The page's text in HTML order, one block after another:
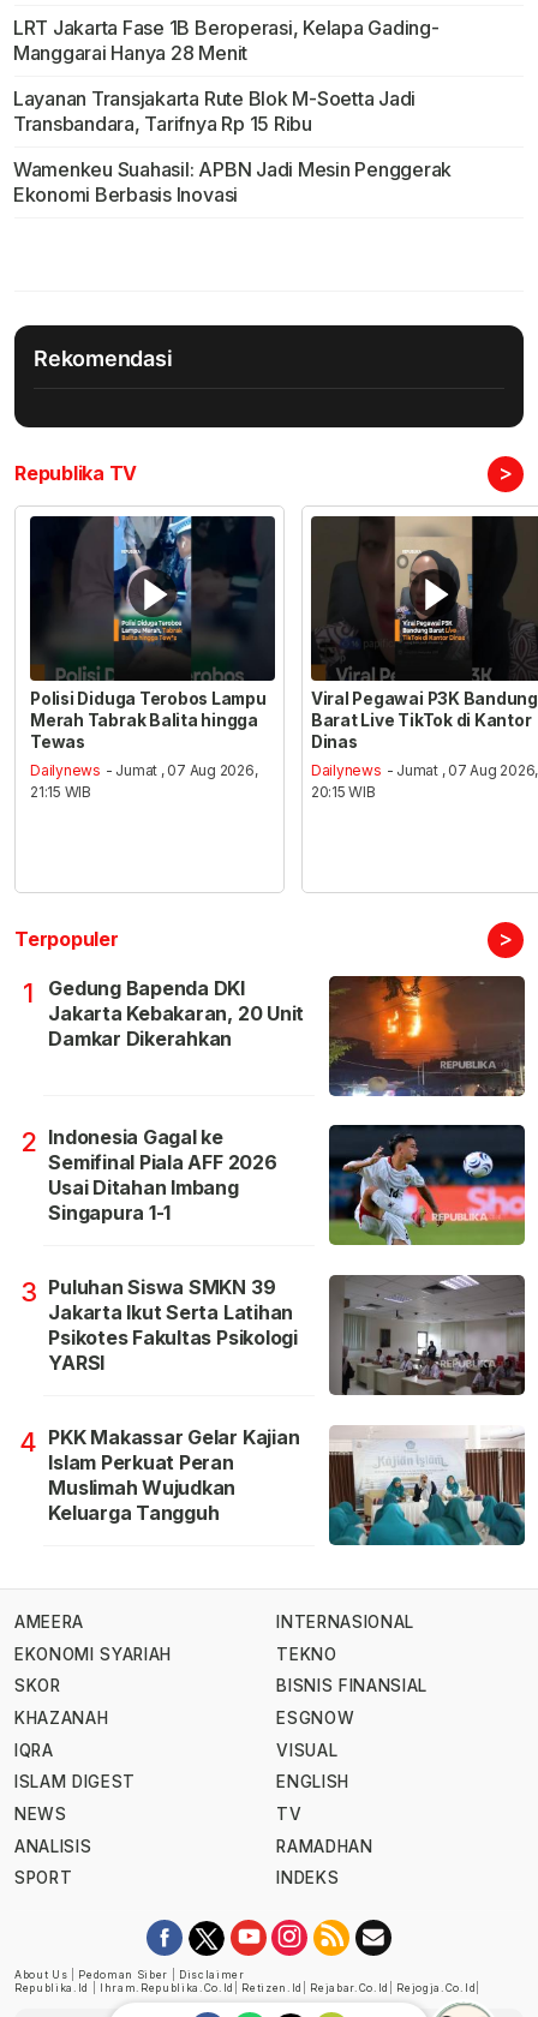
LRT Jakarta Fase 1B Beroperasi, Kelapa Gading-
Manggarai Hanya 28 Menit
Layanan Transjakarta Rute Blok M-Soetta Jadi
Transbandara, Tarifnya Rp 15 Ribu
Wamenkeu Suahasil: APBN Jadi Mesin Penggerak
Ekonomi Berbasis Inovasi
Rekomendasi
Republika TV >
Polisi Diduga Terobos Lampu
Merah Tabrak Balita hingga
Tewas
Dailynews - Jumat , 07 Aug 2026,
21:15 WIB
Viral Pegawai P3K Bandung
Barat Live TikTok di Kantor
Dinas
Dailynews - Jumat , 07 Aug 2026,
20:15 WIB
Terpopuler >
1
Gedung Bapenda DKI
Jakarta Kebakaran, 20 Unit
Damkar Dikerahkan
2 Indonesia Gagal ke
Semifinal Piala AFF 2026
Usai Ditahan Imbang
Singapura 1-1
3 Puluhan Siswa SMKN 39
Jakarta Ikut Serta Latihan
Psikotes Fakultas Psikologi
YARSI
4 PKK Makassar Gelar Kajian
Islam Perkuat Peran
Muslimah Wujudkan
Keluarga Tangguh
AMEERA
EKONOMI SYARIAH
SKOR
KHAZANAH
IQRA
ISLAM DIGEST
NEWS
ANALISIS
SPORT
INTERNASIONAL
TEKNO
BISNIS FINANSIAL
ESGNOW
VISUAL
ENGLISH
TV
RAMADHAN
INDEKS
About Us Pedoman Siber
Disclaimer
Republika.id
Ihram.republika.co.id Retizen.id Rejabar.co.id Rejogja.co.id